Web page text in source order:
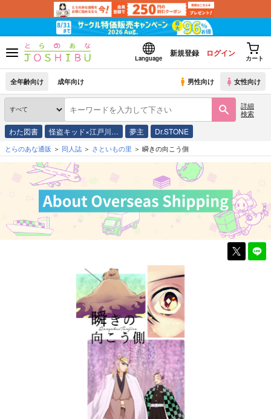
Language
新規登録 ログイン
カート
全年齢向け 成年向け 男性向け 女性向け
詳細
検索
わた図書 怪盗キッド×江戸川… 夢主 Dr.STONE
とらのあな通販 同人誌 さといもの里 瞬きの向こう側